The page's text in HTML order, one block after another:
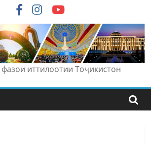
фазои иттилоотии Тоҷикистон